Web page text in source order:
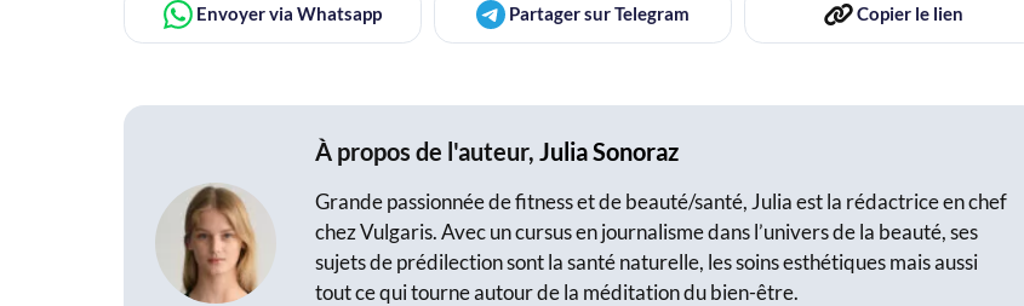
Envoyervia Whatsapp Partagersur Telegram Copierle lien
À propos de l'auteur, Julia Sonoraz
Grande passionnée de fitness et de beauté/santé, Julia est la rédactrice en chef
chez Vulgaris. Avec un cursus en journalisme dans l’univers de la beauté, ses
sujets de prédilection sont la santé naturelle, les soins esthétiques mais aussi
tout ce qui tourne autour de la méditation du bien-être.